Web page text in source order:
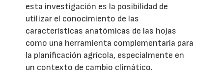
esta investigación es la posibilidad de
utilizar el conocimiento de las
características anatómicas de las hojas
como una herramienta complementaria para
la planificación agrícola, especialmente en
un contexto de cambio climático.